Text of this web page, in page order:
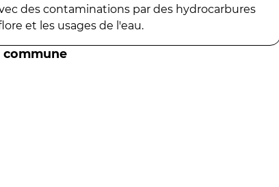
des contaminations par des hydrocarbures
et les usages de l'eau.
commune